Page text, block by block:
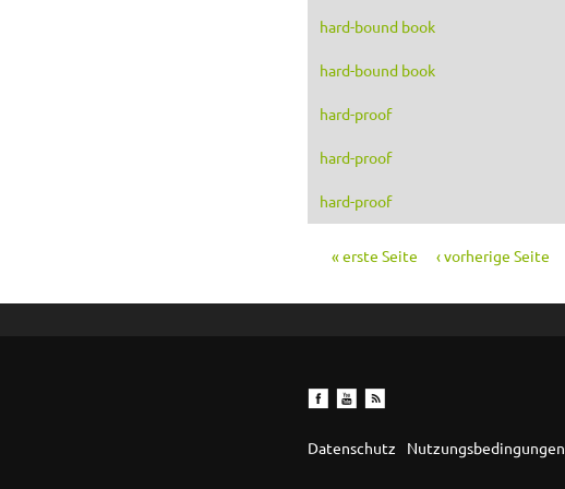
hard-bound book
hard-bound book
hard-proof
hard-proof
hard-proof
« erste Seite ‹ vorherige Seite
Datenschutz Nutzungsbedingungen